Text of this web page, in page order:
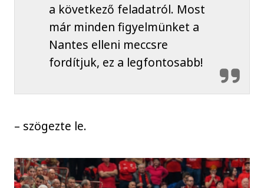
a következő feladatról. Most
már minden figyelmünket a
Nantes elleni meccsre
fordítjuk, ez a legfontosabb!
– szögezte le.